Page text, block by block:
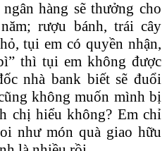
hàng sẽ thưởng cho
rượu bánh, trái cây
tụi em có quyền nhận,
thì tụi em không được
nhà bank biết sẽ đuổi
không muốn mình bị
chị hiểu không? Em chỉ
như món quà giao hữu